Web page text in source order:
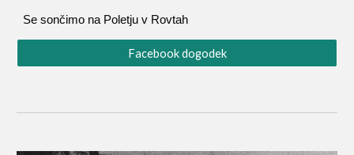
Se sončimo na Poletju v Rovtah
Facebook dogodek